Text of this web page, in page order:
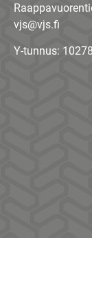
vjs@vjs.fi
Y-tunnus: